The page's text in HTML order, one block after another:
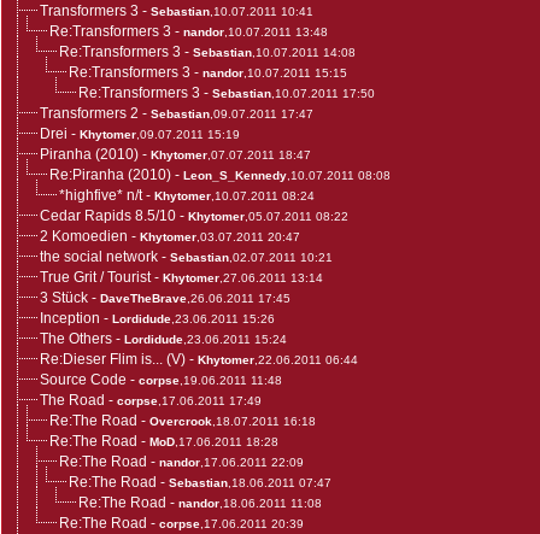
Transformers 3 - Sebastian ,10.07.2011 10:41
Re:Transformers 3 - nandor ,10.07.2011 13:48
Re:Transformers 3 - Sebastian ,10.07.2011 14:08
Re:Transformers 3 - nandor ,10.07.2011 15:15
Re:Transformers 3 - Sebastian ,10.07.2011 17:50
Transformers 2 - Sebastian ,09.07.2011 17:47
Drei - Khytomer ,09.07.2011 15:19
Piranha (2010) - Khytomer ,07.07.2011 18:47
Re:Piranha (2010) - Leon_S_Kennedy ,10.07.2011 08:08
*highfive* n/t- Khytomer ,10.07.2011 08:24
Cedar Rapids 8.5/10 - Khytomer ,05.07.2011 08:22
2 Komoedien - Khytomer ,03.07.2011 20:47
the social network - Sebastian ,02.07.2011 10:21
True Grit / Tourist- Khytomer ,27.06.2011 13:14
3 Stück - DaveTheBrave ,26.06.2011 17:45
Inception - Lordidude ,23.06.2011 15:26
The Others - Lordidude ,23.06.2011 15:24
Re:Dieser Flim is... (V) - Khytomer ,22.06.2011 06:44
Source Code - corpse ,19.06.2011 11:48
The Road - corpse ,17.06.2011 17:49
Re:The Road - Overcrook ,18.07.2011 16:18
Re:The Road - MoD ,17.06.2011 18:28
Re:The Road - nandor ,17.06.2011 22:09
Re:The Road - Sebastian ,18.06.2011 07:47
Re:The Road - nandor ,18.06.2011 11:08
Re:The Road - corpse ,17.06.2011 20:39